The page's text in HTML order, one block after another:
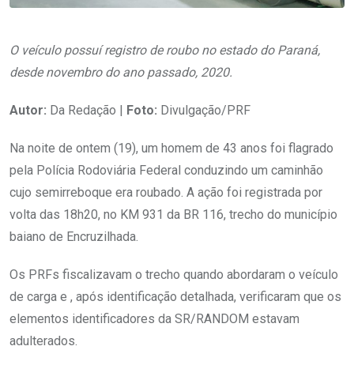
O veículo possuí registro de roubo no estado do Paraná,
desde novembro do ano passado, 2020.
Autor: Da Redação | Foto: Divulgação/PRF
Na noite de ontem (19), um homem de 43 anos foi flagrado
pela Polícia Rodoviária Federal conduzindo um caminhão
cujo semirreboque era roubado. A ação foi registrada por
volta das 18h20, no KM 931 da BR 116, trecho do município
baiano de Encruzilhada.
Os PRFs fiscalizavam o trecho quando abordaram o veículo
de carga e , após identificação detalhada, verificaram que os
elementos identificadores da SR/RANDOM estavam
adulterados.